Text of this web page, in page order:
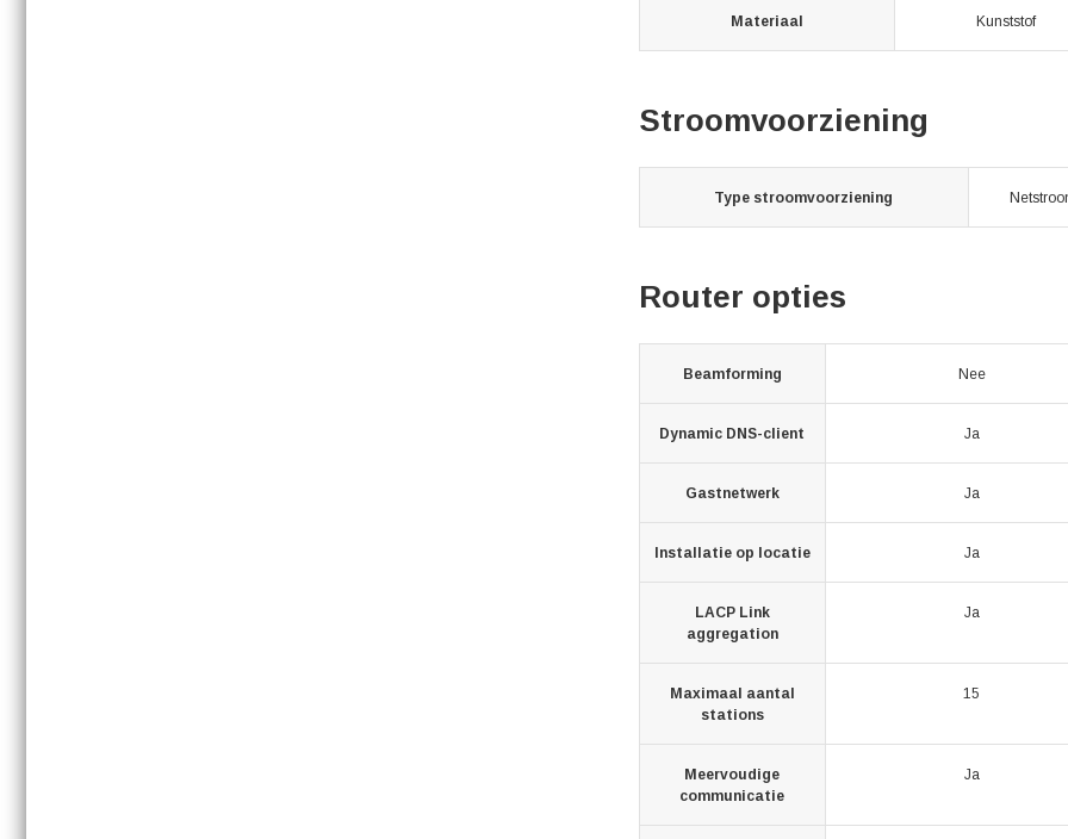
Materiaal Kunststof
Stroomvoorziening
Type stroomvoorziening
Router opties
Beamforming Nee
Dynamic DNS-client Ja
Gastnetwerk Ja
Installatie op locatie Ja
LACP Link
aggregation
Ja
Maximaal aantal
stations
15
Meervoudige
communicatie
Ja